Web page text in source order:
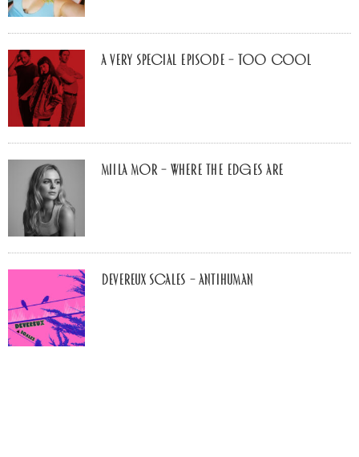
A Very Special Episode – Too Cool
Miila Mor – Where The Edges Are
Devereux Scales – Antihuman